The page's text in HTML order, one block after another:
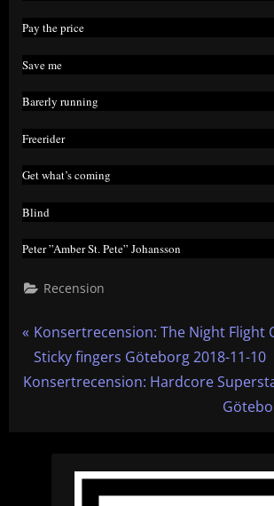
Pay the price
Save me
Barerly running
Freerider
Get what’s coming
Blind
Peter ”Amber St. Pete” Johansson
Recension
P
r
e
Konsertrecension: The Night Flight
Sticky fingers Göteborg 2018-11-10
N
Konsertrecension: Hardcore